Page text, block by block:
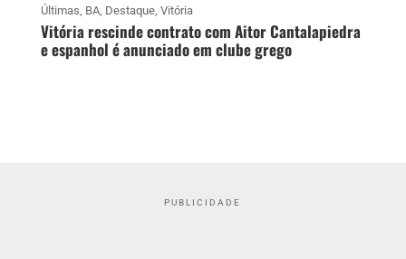
Últimas BA, Destaque, Vitória
Vitória rescinde contrato com Aitor Cantalapiedra
e espanhol é anunciado em clube grego
PUBLICIDADE